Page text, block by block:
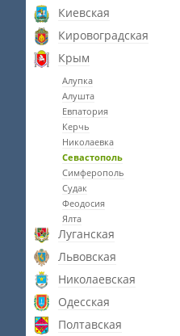
Киевская
Кировоградская
Крым
Алупка
Алушта
Евпатория
Керчь
Николаевка
Севастополь
Симферополь
Судак
Феодосия
Ялта
Луганская
Львовская
Николаевская
Одесская
Полтавская